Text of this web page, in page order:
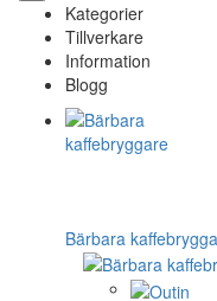
Kategorier
Tillverkare
Information
Blogg
Bärbara